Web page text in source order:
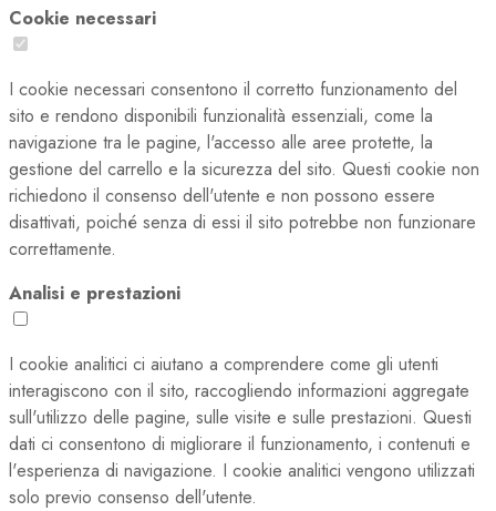
Cookie necessari
I cookie necessari consentono il corretto funzionamento del
sito e rendono disponibili funzionalità essenziali, come la
navigazione tra le pagine, l'accesso alle aree protette, la
gestione del carrello e la sicurezza del sito. Questi cookie non
richiedono il consenso dell'utente e non possono essere
disattivati, poiché senza di essi il sito potrebbe non funzionare
correttamente.
Analisi e prestazioni
I cookie analitici ci aiutano a comprendere come gli utenti
interagiscono con il sito, raccogliendo informazioni aggregate
sull'utilizzo delle pagine, sulle visite e sulle prestazioni. Questi
dati ci consentono di migliorare il funzionamento, i contenuti e
l'esperienza di navigazione. I cookie analitici vengono utilizzati
solo previo consenso dell'utente.